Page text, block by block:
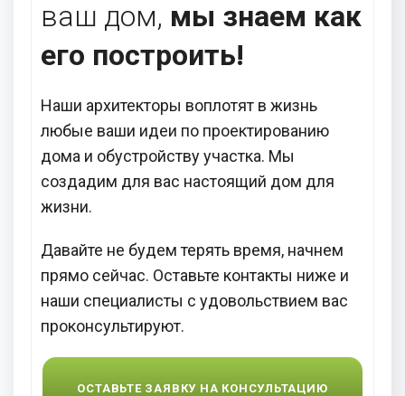
ваш дом, мы знаем как
его построить!
Наши архитекторы воплотят в жизнь
любые ваши идеи по проектированию
дома и обустройству участка. Мы
создадим для вас настоящий дом для
жизни.
Давайте не будем терять время, начнем
прямо сейчас. Оставьте контакты ниже и
наши специалисты с удовольствием вас
проконсультируют.
ОСТАВЬТЕ ЗАЯВКУ НА КОНСУЛЬТАЦИЮ